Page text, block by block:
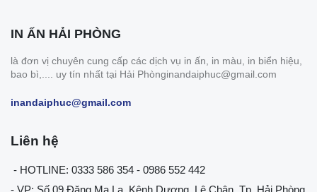
IN ẤN HẢI PHÒNG
là đơn vị chuyên cung cấp các dịch vụ in ấn, in màu, in biển hiệu,
bao bì,.... uy tín nhất tại Hải Phònginandaiphuc@gmail.com
inandaiphuc@gmail.com
Liên hệ
- HOTLINE: 0333 586 354 - 0986 552 442
- VP: Số 09 Đặng Ma La, Kênh Dương, Lê Chân, Tp. Hải Phòng